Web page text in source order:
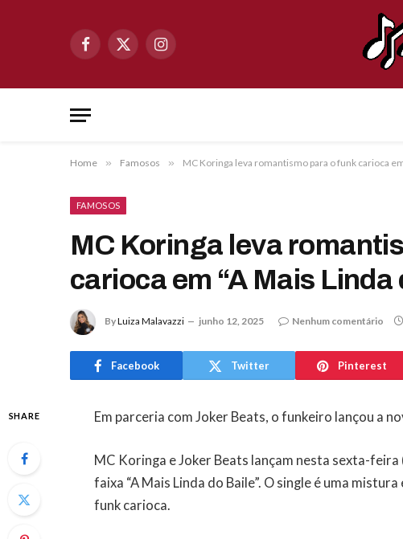
Facebook
X
Instagram
Home » Famosos » MC Koringa leva romantismo para o funk carioca
FAMOSOS
MC Koringa leva
carioca em “A Mais Linda
ByLuiza Malavazzi junho 12, 2025 Nenhum comentário
Facebook Twitter Pinterest
SHARE Em parceria com Joker Beats, o funkeiro lançou a
MC Koringa e Joker Beats lançam nesta sexta-
faixa “A Mais Linda do Baile”. O single é uma
funk carioca.